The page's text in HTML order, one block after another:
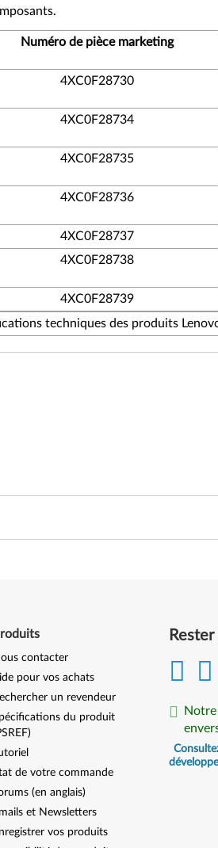
Numéro de pièce marketing
4XC0F28730
4XC0F28734
4XC0F28735
4XC0F28736
4XC0F28737
4XC0F28738
4XC0F28739
techniques des produits
Notre
contacter
pour vos achats
un revendeur
du produit
de votre commande
(en anglais)
et Newsletters
vos produits